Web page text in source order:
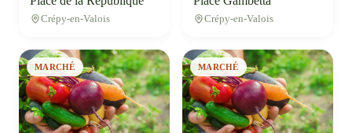
Crépy-en-Valois Crépy-en-Valois
MARCHÉ MARCHÉ